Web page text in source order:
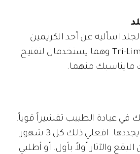
اسأليه عن أحد الكريمين
التاليين Renova و Tri-Lima وهما يستخدمان لتفتيح
منهما.
في عيادة الطبيب تقشيراً قوياً،
يعيد إليها الحيوية ويجددها. افعلي ذلك كل 3 شهور
والآثار أولاً بأول. أو أطلبي